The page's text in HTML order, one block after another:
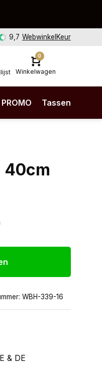
9,7 WebwinkelKeur
0
Winkelwagen
PROMO Tassen
40cm
WBH-339-16
& DE